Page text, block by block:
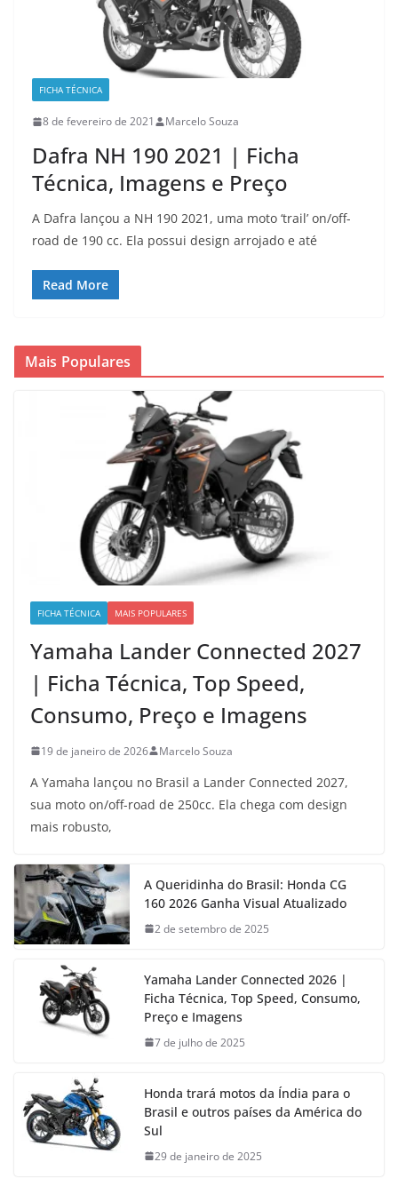
FICHA TÉCNICA
8 de fevereiro de 2021 Marcelo Souza
Dafra NH 190 2021 | Ficha
Técnica, Imagens e Preço
A Dafra lançou a NH 190 2021, uma moto ‘trail’ on/off-
road de 190 cc. Ela possui design arrojado e até
Read More
Mais Populares
FICHA TÉCNICA MAIS POPULARES
Yamaha Lander Connected 2027
| Ficha Técnica, Top Speed,
Consumo, Preço e Imagens
19 de janeiro de 2026 Marcelo Souza
A Yamaha lançou no Brasil a Lander Connected 2027,
sua moto on/off-road de 250cc. Ela chega com design
mais robusto,
A Queridinha do Brasil: Honda CG
160 2026 Ganha Visual Atualizado
2 de setembro de 2025
Yamaha Lander Connected 2026 |
Ficha Técnica, Top Speed, Consumo,
Preço e Imagens
7 de julho de 2025
Honda trará motos da Índia para o
Brasil e outros países da América do
Sul
29 de janeiro de 2025